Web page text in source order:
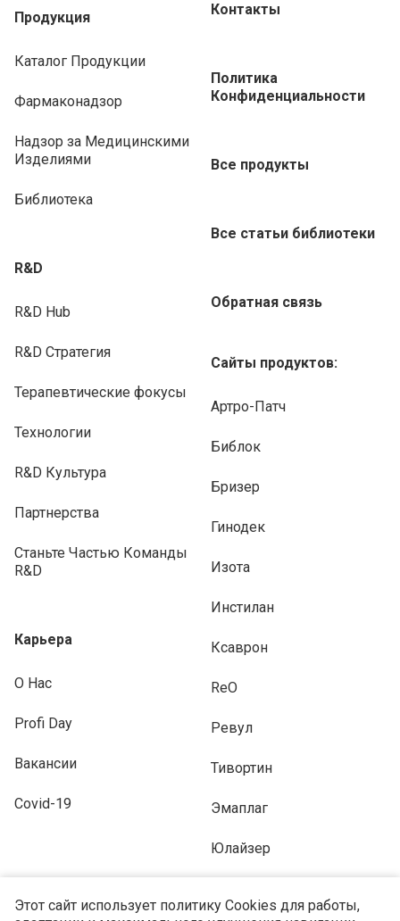
Этот сайт использует политику Cookies для работы,
Продукция
Каталог Продукции
Фармаконадзор
Надзор за Медицинскими
Изделиями
Библиотека
R&D
R&D Hub
R&D Стратегия
Терапевтические фокусы
Технологии
R&D Культура
Партнерства
Станьте Частью Команды
R&D
Карьера
О Нас
Profi Day
Вакансии
Covid-19
Контакты
Политика
Конфиденциальности
Все продукты
Все статьи библиотеки
Обратная связь
Сайты продуктов:
Артро-Патч
Библок
Бризер
Гинодек
Изота
Инстилан
Ксаврон
ReO
Ревул
Тивортин
Эмаплаг
Юлайзер